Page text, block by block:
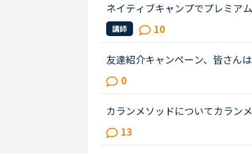
ネイティブキャンプでプレミア
のペースでレッスンを受けられ
されていますか？だとしたらカラ
講師 10
友達紹介キャンペーン、皆さん
ンクを公開したんですが、今朝
た。どなたかはわかりませんが、
0
カランメソッドについてカラン
供時に別途ご案内させていただ
がかかりそうですね。皆さんはほ
13